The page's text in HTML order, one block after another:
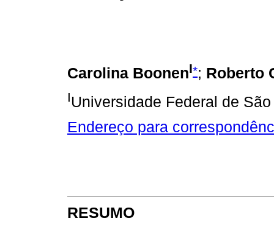
Carolina BoonenI*; Roberto
IUniversidade Federal de
Endereço para
RESUMO